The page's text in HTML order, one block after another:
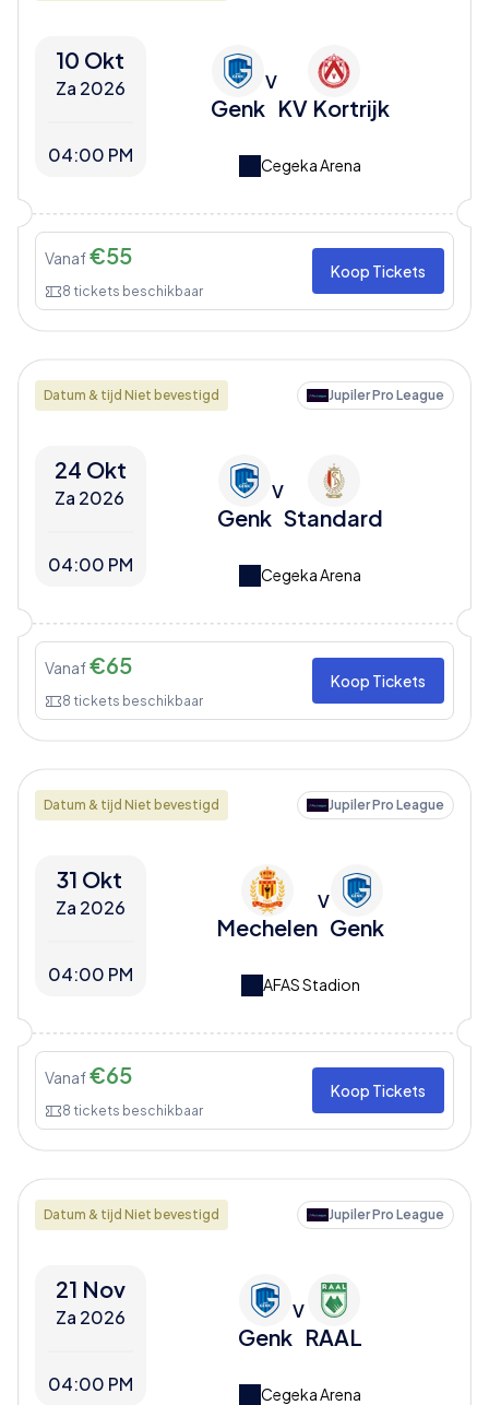
10 Okt
Za 2026
04:00 PM
Genk
V
KV Kortrijk
Cegeka Arena
Vanaf€55
8 tickets beschikbaar
Koop Tickets
Datum & tijd Niet bevestigd Jupiler Pro League
24 Okt
Za 2026
04:00 PM
Genk
V
Standard
Cegeka Arena
Vanaf€65
8 tickets beschikbaar
Koop Tickets
Datum & tijd Niet bevestigd Jupiler Pro League
31 Okt
Za 2026
04:00 PM
Mechelen
V
Genk
AFAS Stadion
Vanaf€65
8 tickets beschikbaar
Koop Tickets
Datum & tijd Niet bevestigd Jupiler Pro League
21 Nov
Za 2026
04:00 PM
Genk
V
RAAL
Cegeka Arena